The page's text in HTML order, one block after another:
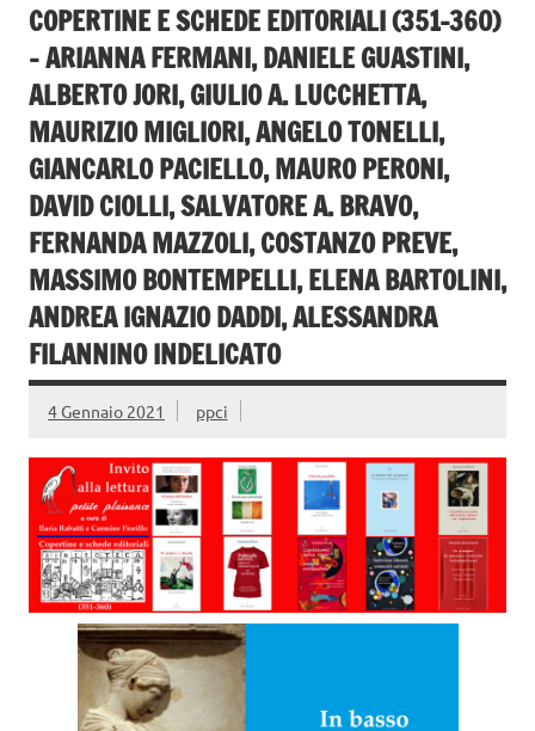
COPERTINE E SCHEDE EDITORIALI (351-360)
– ARIANNA FERMANI, DANIELE GUASTINI,
ALBERTO JORI, GIULIO A. LUCCHETTA,
MAURIZIO MIGLIORI, ANGELO TONELLI,
GIANCARLO PACIELLO, MAURO PERONI,
DAVID CIOLLI, SALVATORE A. BRAVO,
FERNANDA MAZZOLI, COSTANZO PREVE,
MASSIMO BONTEMPELLI, ELENA BARTOLINI,
ANDREA IGNAZIO DADDI, ALESSANDRA
FILANNINO INDELICATO
4 Gennaio 2021 ppci